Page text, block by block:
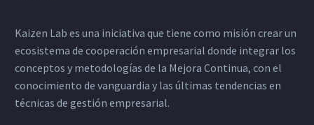
Kaizen Lab es una iniciativa que tiene como misión crear un
ecosistema de cooperación empresarial donde integrar los
conceptos y metodologías de la Mejora Continua, con el
conocimiento de vanguardia y las últimas tendencias en
técnicas de gestión empresarial.